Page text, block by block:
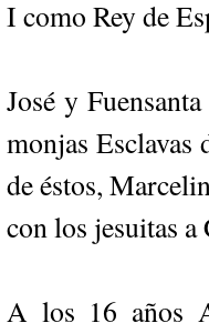
I como Rey de
José y
monjas Esclavas
de éstos,
con los jesuitas
A los 16 años